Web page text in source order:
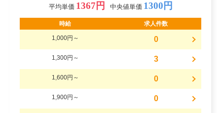
平均単価 1367円 中央値単価 1300円
時給 求人件数
1,000円～ 0
1,300円～ 3
1,600円～ 0
1,900円～ 0